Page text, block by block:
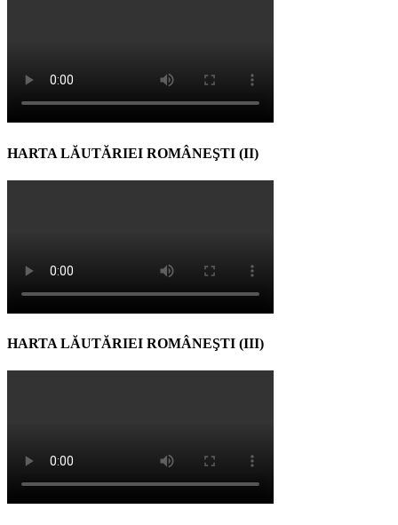
HARTA LĂUTĂRIEI ROMÂNEŞTI (II)
HARTA LĂUTĂRIEI ROMÂNEŞTI (III)